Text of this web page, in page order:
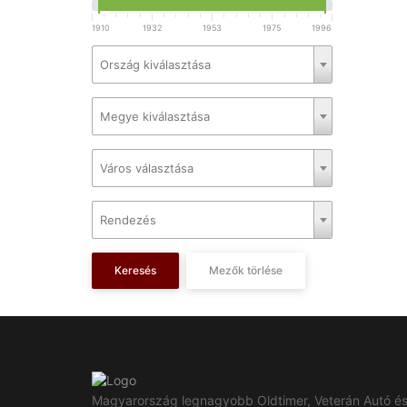
1910 1932 1953 1975 1996
Ország kiválasztása
Megye kiválasztása
Város választása
Rendezés
Keresés Mezők törlése
Magyarország legnagyobb Oldtimer, Veterán Autó és